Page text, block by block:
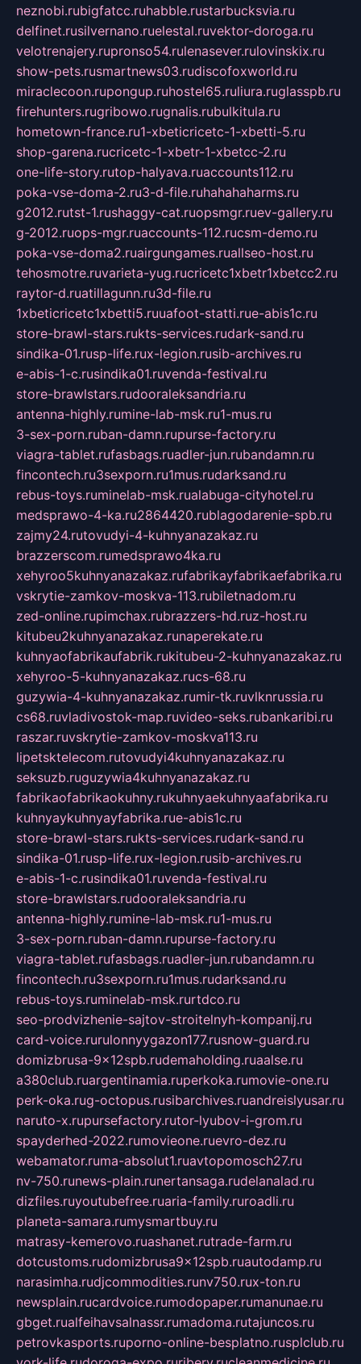
neznobi.rubigfatcc.ruhabble.rustarbucksvia.ru
delfinet.rusilvernano.ruelestal.ruvektor-doroga.ru
velotrenajery.rupronso54.rulenasever.rulovinskix.ru
show-pets.rusmartnews03.rudiscofoxworld.ru
miraclecoon.rupongup.ruhostel65.ruliura.ruglasspb.ru
firehunters.rugribowo.rugnalis.rubulkitula.ru
hometown-france.ru1-xbeticricetc-1-xbetti-5.ru
shop-garena.rucricetc-1-xbetr-1-xbetcc-2.ru
one-life-story.rutop-halyava.ruaccounts112.ru
poka-vse-doma-2.ru3-d-file.ruhahahaharms.ru
g2012.rutst-1.rushaggy-cat.ruopsmgr.ruev-gallery.ru
g-2012.ruops-mgr.ruaccounts-112.rucsm-demo.ru
poka-vse-doma2.ruairgungames.ruallseo-host.ru
tehosmotre.ruvarieta-yug.rucricetc1xbetr1xbetcc2.ru
raytor-d.ruatillagunn.ru3d-file.ru
1xbeticricetc1xbetti5.ruuafoot-statti.rue-abis1c.ru
store-brawl-stars.rukts-services.rudark-sand.ru
sindika-01.rusp-life.rux-legion.rusib-archives.ru
e-abis-1-c.rusindika01.ruvenda-festival.ru
store-brawlstars.rudooraleksandria.ru
antenna-highly.rumine-lab-msk.ru1-mus.ru
3-sex-porn.ruban-damn.rupurse-factory.ru
viagra-tablet.rufasbags.ruadler-jun.rubandamn.ru
fincontech.ru3sexporn.ru1mus.rudarksand.ru
rebus-toys.ruminelab-msk.rualabuga-cityhotel.ru
medsprawo-4-ka.ru2864420.rublagodarenie-spb.ru
zajmy24.rutovudyi-4-kuhnyanazakaz.ru
brazzerscom.rumedsprawo4ka.ru
xehyroo5kuhnyanazakaz.rufabrikayfabrikaefabrika.ru
vskrytie-zamkov-moskva-113.rubiletnadom.ru
zed-online.rupimchax.rubrazzers-hd.ruz-host.ru
kitubeu2kuhnyanazakaz.runaperekate.ru
kuhnyaofabrikaufabrik.rukitubeu-2-kuhnyanazakaz.ru
xehyroo-5-kuhnyanazakaz.rucs-68.ru
guzywia-4-kuhnyanazakaz.rumir-tk.ruvlknrussia.ru
cs68.ruvladivostok-map.ruvideo-seks.rubankaribi.ru
raszar.ruvskrytie-zamkov-moskva113.ru
lipetsktelecom.rutovudyi4kuhnyanazakaz.ru
seksuzb.ruguzywia4kuhnyanazakaz.ru
fabrikaofabrikaokuhny.rukuhnyaekuhnyaafabrika.ru
kuhnyaykuhnyayfabrika.rue-abis1c.ru
store-brawl-stars.rukts-services.rudark-sand.ru
sindika-01.rusp-life.rux-legion.rusib-archives.ru
e-abis-1-c.rusindika01.ruvenda-festival.ru
store-brawlstars.rudooraleksandria.ru
antenna-highly.rumine-lab-msk.ru1-mus.ru
3-sex-porn.ruban-damn.rupurse-factory.ru
viagra-tablet.rufasbags.ruadler-jun.rubandamn.ru
fincontech.ru3sexporn.ru1mus.rudarksand.ru
rebus-toys.ruminelab-msk.rurtdco.ru
seo-prodvizhenie-sajtov-stroitelnyh-kompanij.ru
card-voice.rurulonnyygazon177.rusnow-guard.ru
domizbrusa-9x12spb.rudemaholding.ruaalse.ru
a380club.ruargentinamia.ruperkoka.rumovie-one.ru
perk-oka.rug-octopus.rusibarchives.ruandreislyusar.ru
naruto-x.rupursefactory.rutor-lyubov-i-grom.ru
spayderhed-2022.rumovieone.ruevro-dez.ru
webamator.ruma-absolut1.ruavtopomosch27.ru
nv-750.runews-plain.runertansaga.rudelanalad.ru
dizfiles.ruyoutubefree.ruaria-family.ruroadli.ru
planeta-samara.rumysmartbuy.ru
matrasy-kemerovo.ruashanet.rutrade-farm.ru
dotcustoms.rudomizbrusa9x12spb.ruautodamp.ru
narasimha.rudjcommodities.runv750.rux-ton.ru
newsplain.rucardvoice.rumodopaper.rumanunae.ru
gbget.rualfeihavsalnassr.rumadoma.rutajuncos.ru
petrovkasports.ruporno-online-besplatno.rusplclub.ru